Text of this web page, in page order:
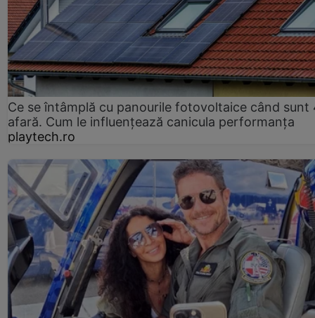
Ce se întâmplă cu panourile fotovoltaice când sunt
afară. Cum le influențează canicula performanța
playtech.ro